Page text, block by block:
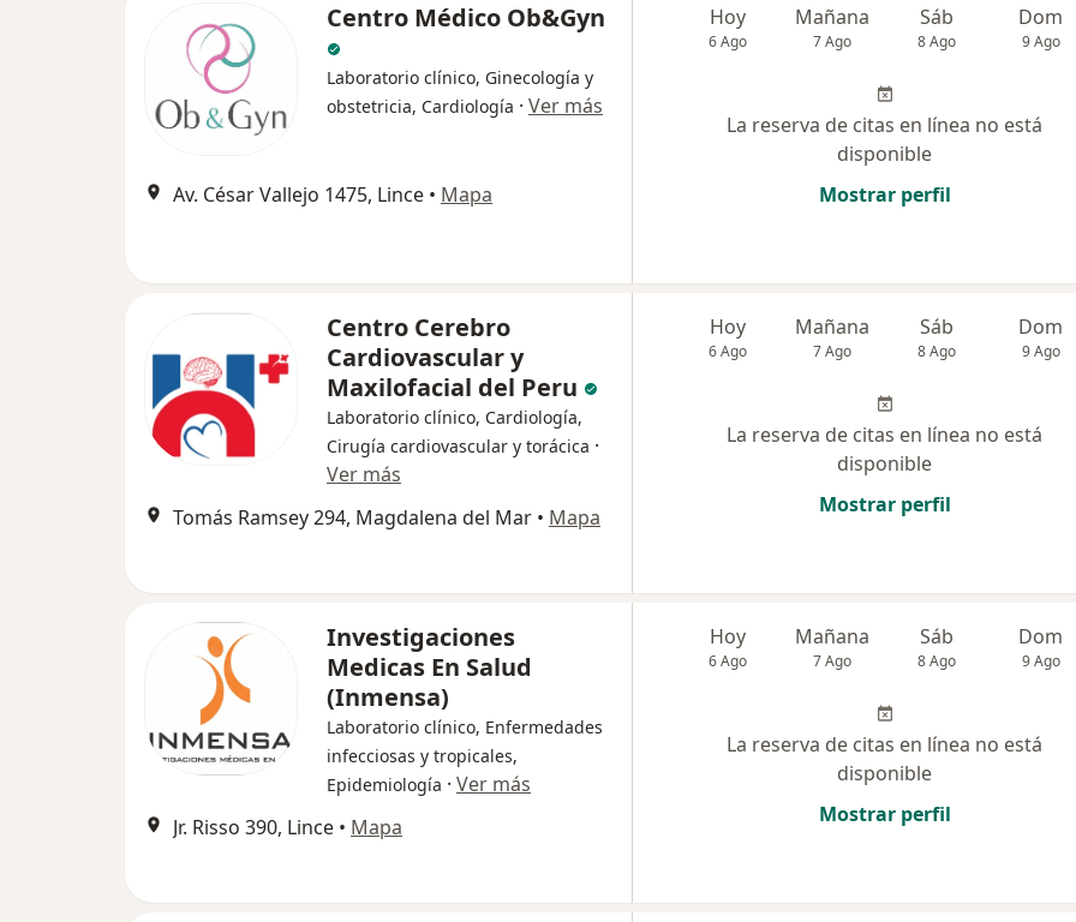
Centro Médico Ob&Gyn
Laboratorio clínico, Ginecología y
obstetricia, Cardiología · Ver más
Av. César Vallejo 1475, Lince • Mapa
Hoy
6 Ago
Mañana
7 Ago
Sáb
8 Ago
Dom
9 Ago
La reserva de citas en línea no está
disponible
Mostrar perfil
Centro Cerebro
Cardiovascular y
Maxilofacial del Peru
Laboratorio clínico, Cardiología,
Cirugía cardiovascular y torácica ·
Ver más
Tomás Ramsey 294, Magdalena del Mar • Mapa
Hoy
6 Ago
Mañana
7 Ago
Sáb
8 Ago
Dom
9 Ago
La reserva de citas en línea no está
disponible
Mostrar perfil
Investigaciones
Medicas En Salud
(Inmensa)
Laboratorio clínico, Enfermedades
infecciosas y tropicales,
Epidemiología · Ver más
Jr. Risso 390, Lince • Mapa
Hoy
6 Ago
Mañana
7 Ago
Sáb
8 Ago
Dom
9 Ago
La reserva de citas en línea no está
disponible
Mostrar perfil